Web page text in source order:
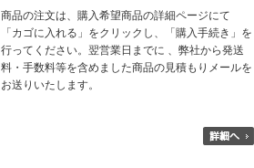
商品の注文は、購入希望商品の詳細ページにて
「カゴに入れる」をクリックし、「購入手続き」を
行ってください。翌営業日までに 、弊社から発送
料・手数料等を含めました商品の見積もりメールを
お送りいたします。